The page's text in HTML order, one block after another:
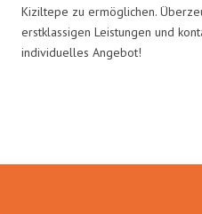
Kiziltepe zu ermöglichen.
erstklassigen Leistungen und
individuelles Angebot!